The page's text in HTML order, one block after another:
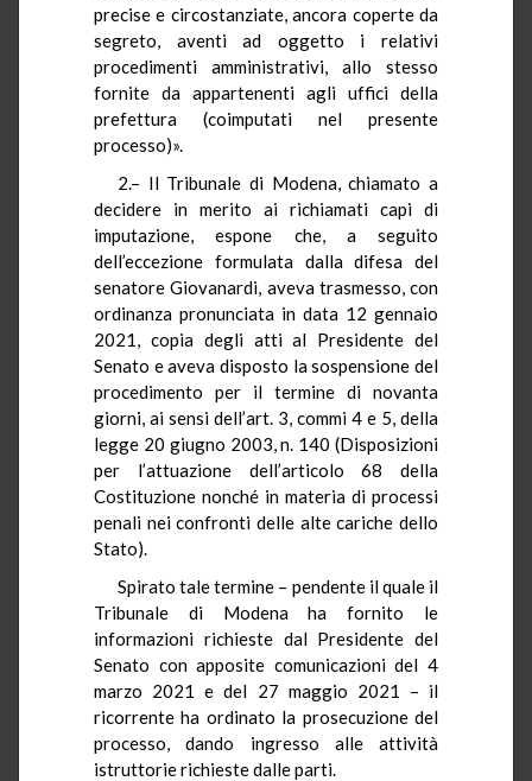
precise e circostanziate, ancora coperte da
segreto, aventi ad oggetto i relativi
procedimenti amministrativi, allo stesso
fornite da appartenenti agli uffici della
prefettura (coimputati nel presente
processo)».
2.– Il Tribunale di Modena, chiamato a
decidere in merito ai richiamati capi di
imputazione, espone che, a seguito
dell’eccezione formulata dalla difesa del
senatore Giovanardi, aveva trasmesso, con
ordinanza pronunciata in data 12 gennaio
2021, copia degli atti al Presidente del
Senato e aveva disposto la sospensione del
procedimento per il termine di novanta
giorni, ai sensi dell’art. 3, commi 4 e 5, della
legge 20 giugno 2003, n. 140 (Disposizioni
per l’attuazione dell’articolo 68 della
Costituzione nonché in materia di processi
penali nei confronti delle alte cariche dello
Stato).
Spirato tale termine – pendente il quale il
Tribunale di Modena ha fornito le
informazioni richieste dal Presidente del
Senato con apposite comunicazioni del 4
marzo 2021 e del 27 maggio 2021 – il
ricorrente ha ordinato la prosecuzione del
processo, dando ingresso alle attività
istruttorie richieste dalle parti.